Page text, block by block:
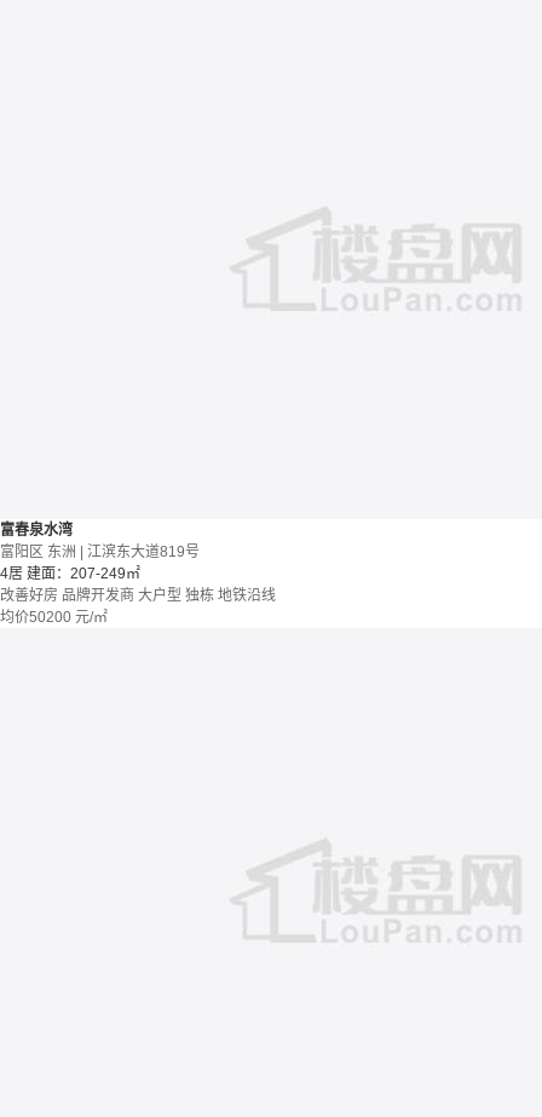
富春泉水湾
富阳区 东洲 | 江滨东大道819号
4居 建面：207-249㎡
改善好房 品牌开发商 大户型 独栋 地铁沿线
均价50200 元/㎡